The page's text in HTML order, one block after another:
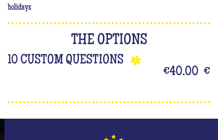
holidays
THE OPTIONS
10 CUSTOM QUESTIONS
€40.00 €